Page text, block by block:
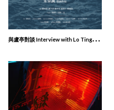
與
盧亭對談 Interview with Lo Ting: An Oral history project